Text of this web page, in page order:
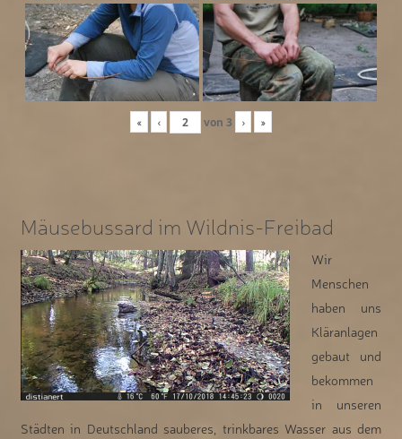
« ‹ von 3 › »
Mäusebussard im Wildnis-Freibad
Wir
Menschen
haben uns
Kläranlagen
gebaut und
bekommen
in unseren
Städten in Deutschland sauberes, trinkbares Wasser aus dem